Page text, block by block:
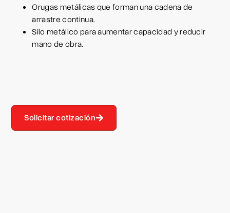
Orugas metálicas que forman una cadena de
arrastre continua.
Silo metálico para aumentar capacidad y reducir
mano de obra.
Solicitar cotización